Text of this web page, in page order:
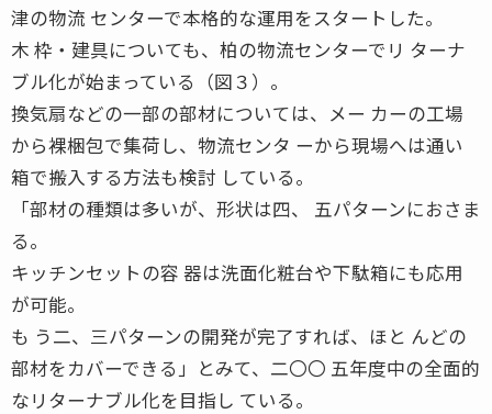
津の物流 センターで本格的な運用をスタートした。
木 枠・建具についても、柏の物流センターでリ ターナ
ブル化が始まっている（図３）。
換気扇などの一部の部材については、メー カーの工場
から裸梱包で集荷し、物流センタ ーから現場へは通い
箱で搬入する方法も検討 している。
「部材の種類は多いが、形状は四、 五パターンにおさま
る。
キッチンセットの容 器は洗面化粧台や下駄箱にも応用
が可能。
も う二、三パターンの開発が完了すれば、ほと んどの
部材をカバーできる」とみて、二〇〇 五年度中の全面的
なリターナブル化を目指し ている。